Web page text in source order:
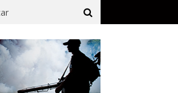
en obras de terracería